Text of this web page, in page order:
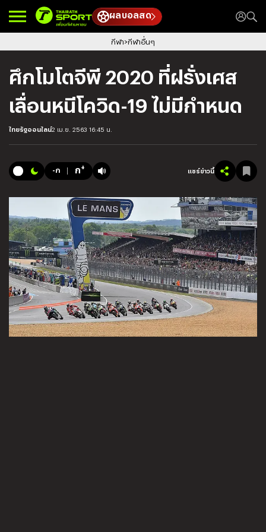
ผลบอลสด
กีฬา กีฬาอื่นๆ
ศึกโมโตจีพี 2020 ที่ฝรั่งเศส
เลื่อนหนีโควิด-19 ไม่มีกำหนด
ไทยรัฐออนไลน์2 เม.ย. 2563 16:45 น.
-ก ก+ แชร์ข่าวนี้